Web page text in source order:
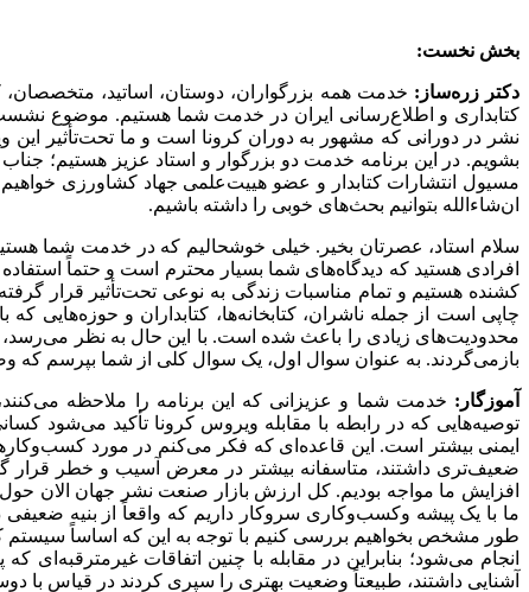
بخش نخست:
دکتر زره‌ساز:
کتابداری و اطلاع‌رسانی ایران در خدمت شما هستیم. موضوع
نشر در دورانی که مشهور به دوران کرونا است و ما تحت‌تأثیر
بشویم. در این برنامه خدمت دو بزرگوار و استاد عزیز هستیم؛
مسیول انتشارات کتابدار و عضو هییت‌علمی جهاد کشاورزی
ان‌شاءالله بتوانیم بحث‌های خوبی را داشته باشیم.
سلام استاد، عصرتان بخیر. خیلی خوشحالیم که در خدمت شما
افرادی هستید که دیدگاه‌های شما بسیار محترم است و حتماً
کشنده هستیم و تمام مناسبات زندگی به نوعی تحت‌تأثیر قرار
چاپی است از جمله ناشران، کتابخانه‌ها، کتابداران و
محدودیت‌های زیادی را باعث شده است. با این حال به نظر می‌رسد،
بازمی‌گردند. به عنوان سوال اول، یک سوال کلی از شما بپرسم
آموزگار: خدمت شما و عزیزانی که این برنامه را ملاحظه
توصیه‌هایی که در رابطه با مقابله ویروس کرونا تأکید می‌شود
ایمنی بیشتر است. این قاعده‌ای که فکر می‌کنم در مورد
افزایش ما مواجه بودیم. کل ارزش بازار صنعت نشر جهان الان
ما با یک پیشه وکسب‌وکاری سروکار داریم که واقعاً از بنیه
طور مشخص بخواهیم بررسی کنیم با توجه به این که اساساً
انجام می‌شود؛ بنابراین در مقابله با چنین اتفاقات
آشنایی داشتند، طبیعتاً وضعیت بهتری را سپری کردند در قیاس با